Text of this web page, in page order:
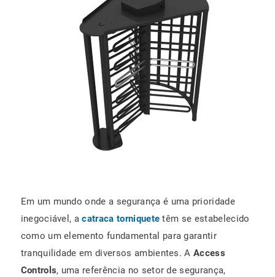
Em um mundo onde a segurança é uma prioridade
inegociável, acatraca torniquete têm se estabelecido
como um elemento fundamental para garantir
tranquilidade em diversos ambientes. AAccess
Controls, uma referência no setor de segurança,